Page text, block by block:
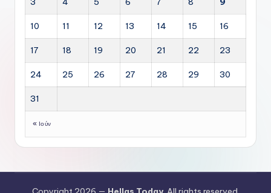
10 11 12 13 14 15 16
17 18 19 20 21 22 23
24 25 26 27 28 29 30
31
« Ιούν